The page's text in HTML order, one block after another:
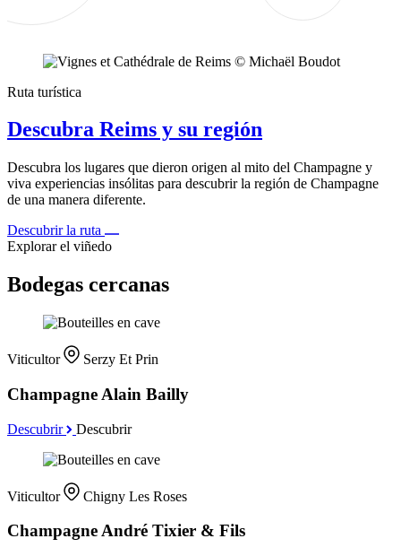
Ruta turística
Descubra Reims y su región
Descubra los lugares que dieron origen al mito del Champagne y
viva experiencias insólitas para descubrir la región de Champagne
de una manera diferente.
Descubrir la ruta
Explorar el viñedo
Bodegas cercanas
Viticultor Serzy Et Prin
Champagne Alain Bailly
Descubrir Descubrir
Viticultor Chigny Les Roses
Champagne André Tixier & Fils